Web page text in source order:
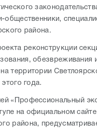
общественники,
района.
реконструкции
обезвреживания
территории
года.
«Профессиональный
на официальном сайте
района,